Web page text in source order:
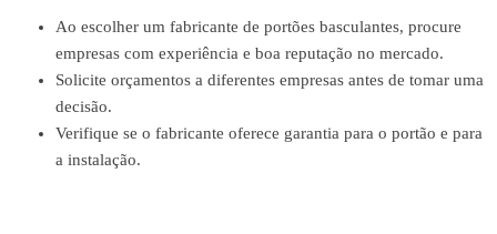
Ao escolher um fabricante de portões basculantes, procure
empresas com experiência e boa reputação no mercado.
Solicite orçamentos a diferentes empresas antes de tomar uma
decisão.
Verifique se o fabricante oferece garantia para o portão e para
a instalação.